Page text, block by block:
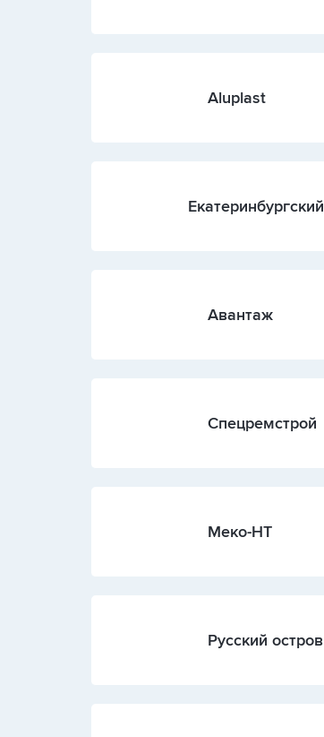
Aluplast
Екатеринбургский
Авантаж
Спецремстрой
Меко-НТ
Русский остров